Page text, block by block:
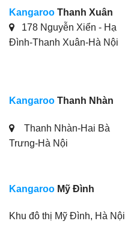
Kangaroo Thanh Xuân
178 Nguyễn Xiển - Hạ
Đình-Thanh Xuân-Hà Nội
Kangaroo Thanh Nhàn
Thanh Nhàn-Hai Bà
Trưng-Hà Nội
Kangaroo Mỹ Đình
Khu đô thị Mỹ Đình, Hà Nội